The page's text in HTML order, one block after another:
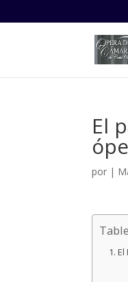
El
por |
El